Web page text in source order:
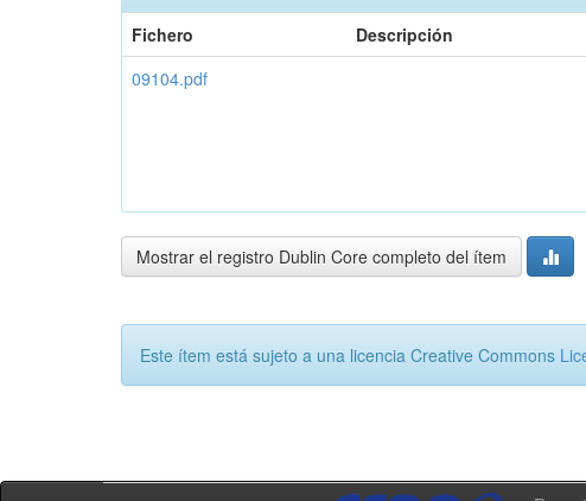
Fichero
Descripción
09104.pdf
Mostrar el registro Dublin Core completo del ítem
Este ítem está sujeto a una licencia Creative Commons